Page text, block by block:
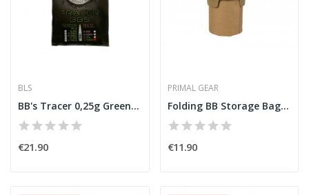
BLS
BB's Tracer 0,25g Green 1Kg [BLS]
€21.90
PRIMAL GEAR
Folding BB Storage Bag Coyote [Primal Gear]
€11.90